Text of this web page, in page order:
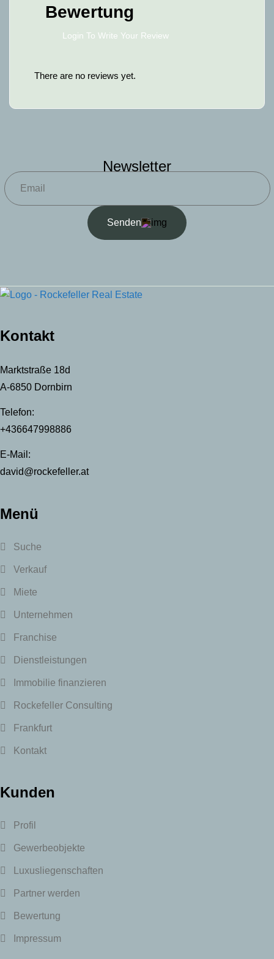
Bewertung
Login To Write Your Review
There are no reviews yet.
Newsletter
Senden
Kontakt
Marktstraße 18d
A-6850 Dornbirn
Telefon:
+436647998886
E-Mail:
david@rockefeller.at
Menü
Suche
Verkauf
Miete
Unternehmen
Franchise
Dienstleistungen
Immobilie finanzieren
Rockefeller Consulting
Frankfurt
Kontakt
Kunden
Profil
Gewerbeobjekte
Luxusliegenschaften
Partner werden
Bewertung
Impressum